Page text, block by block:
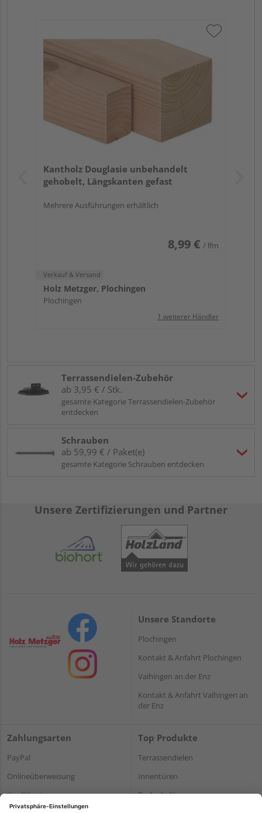
Kantholz Douglasie unbehandelt
gehobelt, Längskanten gefast
Mehrere Ausführungen erhältlich
8,99 € / lfm
Verkauf & Versand
Holz Metzger, Plochingen
Plochingen
1 weiterer Händler
Terrassendielen-Zubehör
ab 3,95 € / Stk.
gesamte Kategorie Terrassendielen-Zubehör
entdecken
Schrauben
ab 59,99 € / Paket(e)
gesamte Kategorie Schrauben entdecken
Unsere Zertifizierungen und Partner
Unsere Standorte
Plochingen
Kontakt & Anfahrt Plochingen
Vaihingen an der Enz
Kontakt & Anfahrt Vaihingen an
der Enz
Zahlungsarten
PayPal
Onlineüberweisung
Kreditkarte
Top Produkte
Terrassendielen
Innentüren
Bodenbeläge